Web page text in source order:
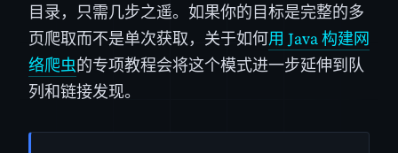
目录，只需几步之遥。如果你的目标是完整的多
页爬取而不是单次获取，关于如何用 Java 构建网
络爬虫的专项教程会将这个模式进一步延伸到队
列和链接发现。